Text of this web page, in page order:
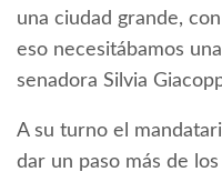
una ciudad grande,
eso necesitábamos
senadora Silvia
A su turno el
dar un paso más de